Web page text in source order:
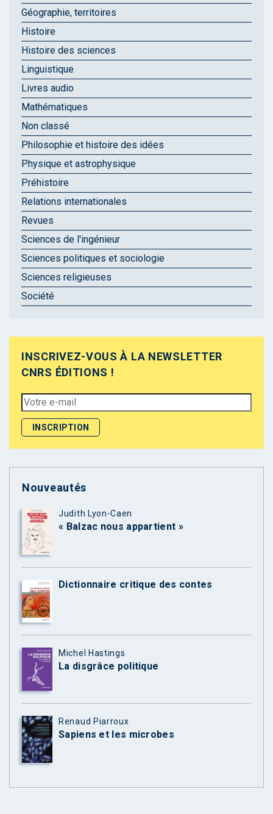
Géographie, territoires
Histoire
Histoire des sciences
Linguistique
Livres audio
Mathématiques
Non classé
Philosophie et histoire des idées
Physique et astrophysique
Préhistoire
Relations internationales
Revues
Sciences de l'ingénieur
Sciences politiques et sociologie
Sciences religieuses
Société
INSCRIVEZ-VOUS À LA NEWSLETTER
CNRS ÉDITIONS !
Nouveautés
Judith Lyon-Caen
« Balzac nous appartient »
Dictionnaire critique des contes
Michel Hastings
La disgrâce politique
Renaud Piarroux
Sapiens et les microbes